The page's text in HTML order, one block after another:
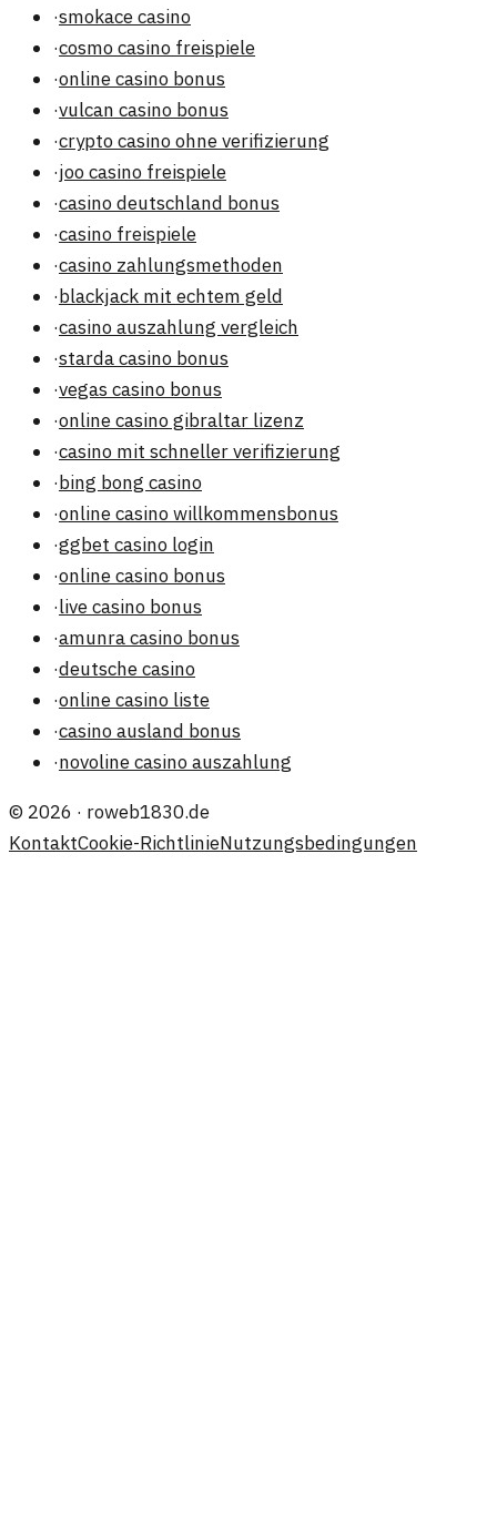
·smokace casino
·cosmo casino freispiele
·online casino bonus
·vulcan casino bonus
·crypto casino ohne verifizierung
·joo casino freispiele
·casino deutschland bonus
·casino freispiele
·casino zahlungsmethoden
·blackjack mit echtem geld
·casino auszahlung vergleich
·starda casino bonus
·vegas casino bonus
·online casino gibraltar lizenz
·casino mit schneller verifizierung
·bing bong casino
·online casino willkommensbonus
·ggbet casino login
·online casino bonus
·live casino bonus
·amunra casino bonus
·deutsche casino
·online casino liste
·casino ausland bonus
·novoline casino auszahlung
© 2026 · roweb1830.de
KontaktCookie-RichtlinieNutzungsbedingungen